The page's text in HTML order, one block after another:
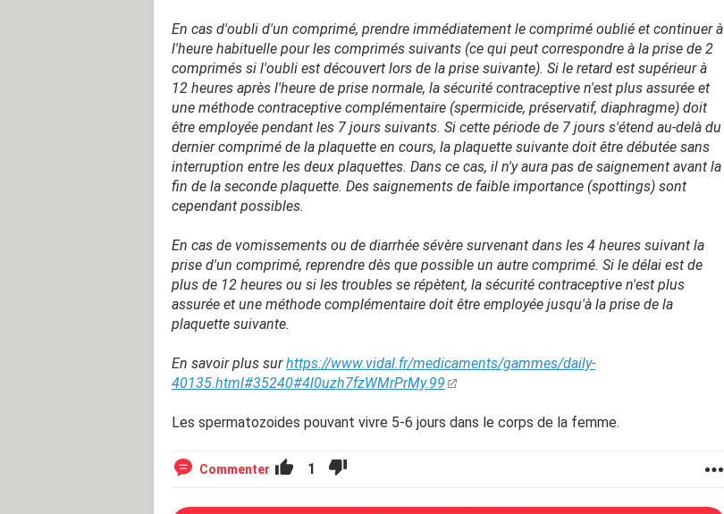
En cas d'oubli d'un comprimé, prendre immédiatement le comprimé oublié et continuer à
l'heure habituelle pour les comprimés suivants (ce qui peut correspondre à la prise de 2
comprimés si l'oubli est découvert lors de la prise suivante). Si le retard est supérieur à
12 heures après l'heure de prise normale, la sécurité contraceptive n'est plus assurée et
une méthode contraceptive complémentaire (spermicide, préservatif, diaphragme) doit
être employée pendant les 7 jours suivants. Si cette période de 7 jours s'étend au-delà du
dernier comprimé de la plaquette en cours, la plaquette suivante doit être débutée sans
interruption entre les deux plaquettes. Dans ce cas, il n'y aura pas de saignement avant la
fin de la seconde plaquette. Des saignements de faible importance (spottings) sont
cependant possibles.
En cas de vomissements ou de diarrhée sévère survenant dans les 4 heures suivant la
prise d'un comprimé, reprendre dès que possible un autre comprimé. Si le délai est de
plus de 12 heures ou si les troubles se répètent, la sécurité contraceptive n'est plus
assurée et une méthode complémentaire doit être employée jusqu'à la prise de la
plaquette suivante.
En savoir plus surhttps://www.vidal.fr/medicaments/gammes/daily-
40135.html#35240#4l0uzh7fzWMrPrMy.99
Les spermatozoides pouvant vivre 5-6 jours dans le corps de la femme.
Commenter 1